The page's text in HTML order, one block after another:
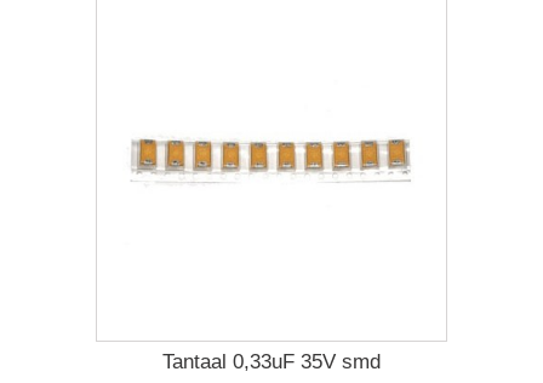
Tantaal 0,33uF 35V smd